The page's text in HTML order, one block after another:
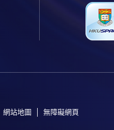
網站地圖 無障礙網頁